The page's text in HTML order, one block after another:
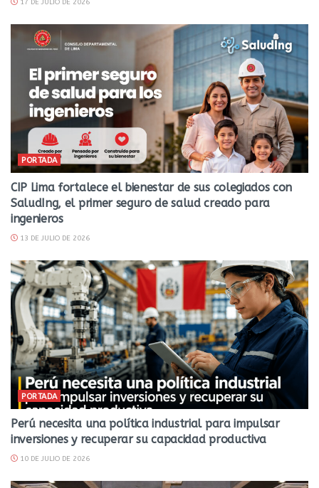
17 DE JULIO DE 2026
PORTADA
CIP Lima fortalece el bienestar de sus colegiados con
SaludIng, el primer seguro de salud creado para
ingenieros
13 DE JULIO DE 2026
PORTADA
Perú necesita una política industrial para impulsar
inversiones y recuperar su capacidad productiva
10 DE JULIO DE 2026